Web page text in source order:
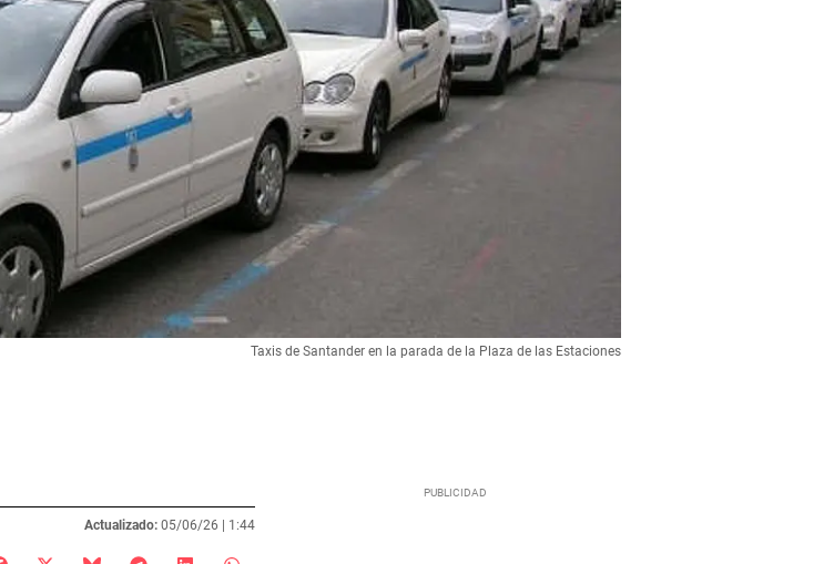
Taxis de Santander en la parada de la Plaza de las Estaciones
Actualizado: 05/06/26 | 1:44